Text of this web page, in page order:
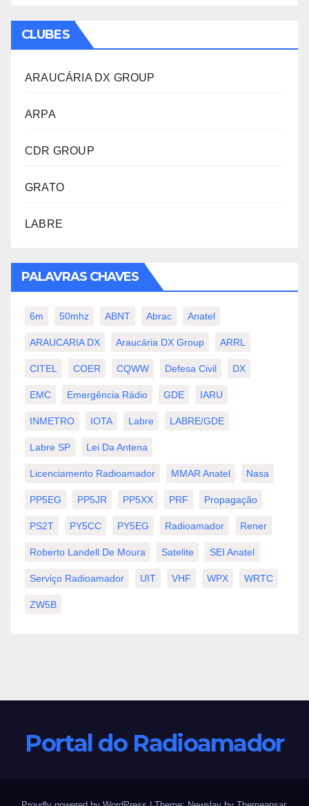
CLUBES
ARAUCÁRIA DX GROUP
ARPA
CDR GROUP
GRATO
LABRE
PALAVRAS CHAVES
6m 50mhz ABNT Abrac Anatel
ARAUCARIA DX Araucária DX Group ARRL
CITEL COER CQWW Defesa Civil DX
EMC Emergência Rádio GDE IARU
INMETRO IOTA Labre LABRE/GDE
Labre SP Lei Da Antena
Licenciamento Radioamador MMAR Anatel Nasa
PP5EG PP5JR PP5XX PRF Propagação
PS2T PY5CC PY5EG Radioamador Rener
Roberto Landell De Moura Satelite SEI Anatel
Serviço Radioamador UIT VHF WPX WRTC
ZW5B
Portal do Radioamador